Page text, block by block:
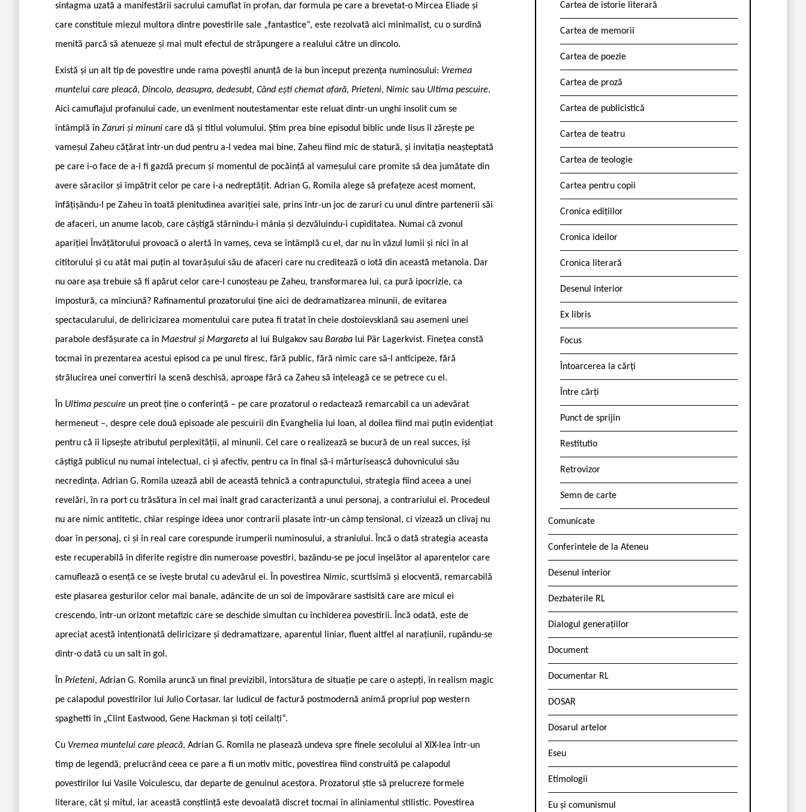
sintagma uzată a manifestării sacrului camuflat în profan, dar formula pe care a brevetat-o Mircea Eliade și
care constituie miezul multora dintre povestirile sale „fantastice“, este rezolvată aici minimalist, cu o surdină
menită parcă să atenueze și mai mult efectul de străpungere a realului către un dincolo.
Există și un alt tip de povestire unde rama poveștii anunță de la bun început prezența numinosului: Vremea
muntelui care pleacă, Dincolo, deasupra, dedesubt, Când ești chemat afară, Prieteni, Nimic sau Ultima pescuire.
Aici camuflajul profanului cade, un eveniment noutestamentar este reluat dintr-un unghi insolit cum se
întâmplă în Zaruri și minuni care dă și titlul volumului. Știm prea bine episodul biblic unde Iisus îl zărește pe
vameșul Zaheu cățărat într-un dud pentru a-l vedea mai bine, Zaheu fiind mic de statură, și invitația neașteptată
pe care i-o face de a-i fi gazdă precum și momentul de pocăință al vameșului care promite să dea jumătate din
avere săracilor și împătrit celor pe care i-a nedreptățit. Adrian G. Romila alege să prefațeze acest moment,
înfățișându-l pe Zaheu în toată plenitudinea avariției sale, prins într-un joc de zaruri cu unul dintre partenerii săi
de afaceri, un anume Iacob, care câștigă stârnindu-i mânia și dezvăluindu-i cupiditatea. Numai că zvonul
apariției Învățătorului provoacă o alertă în vameș, ceva se întâmplă cu el, dar nu în văzul lumii și nici în al
cititorului și cu atât mai puțin al tovarășului său de afaceri care nu creditează o iotă din această metanoia. Dar
nu oare așa trebuie să fi apărut celor care-l cunoșteau pe Zaheu, transformarea lui, ca pură ipocrizie, ca
impostură, ca minciună? Rafinamentul prozatorului ține aici de dedramatizarea minunii, de evitarea
spectacularului, de deliricizarea momentului care putea fi tratat în cheie dostoievskiană sau asemeni unei
parabole desfășurate ca în Maestrul și Margareta al lui Bulgakov sau Baraba lui Pär Lagerkvist. Finețea constă
tocmai în prezentarea acestui episod ca pe unul firesc, fără public, fără nimic care să-l anticipeze, fără
strălucirea unei convertiri la scenă deschisă, aproape fără ca Zaheu să înțeleagă ce se petrece cu el.
În Ultima pescuire un preot ține o conferință – pe care prozatorul o redactează remarcabil ca un adevărat
hermeneut –, despre cele două episoade ale pescuirii din Evanghelia lui Ioan, al doilea fiind mai puțin evidențiat
pentru că îi lipsește atributul perplexității, al minunii. Cel care o realizează se bucură de un real succes, își
câștigă publicul nu numai intelectual, ci și afectiv, pentru ca în final să-i mărturisească duhovnicului său
necredința. Adrian G. Romila uzează abil de această tehnică a contrapunctului, strategia fiind aceea a unei
revelări, în ra ­port cu trăsătura în cel mai înalt grad caracterizantă a unui personaj, a contrariului ei. Procedeul
nu are nimic antitetic, chiar respinge ideea unor contrarii plasate într-un câmp tensional, ci vizează un clivaj nu
doar în personaj, ci și în real care corespunde irumperii numinosului, a straniului. Încă o dată strategia aceasta
este recuperabilă în diferite registre din numeroase povestiri, bazându-se pe jocul înșelător al aparențelor care
camuflează o esență ce se ivește brutal cu adevărul ei. În povestirea Nimic, scurtisimă și elocventă, remarcabilă
este plasarea gesturilor celor mai banale, adâncite de un soi de împovărare sastisită care are micul ei
crescendo, într-un orizont metafizic care se deschide simultan cu închiderea povestirii. Încă odată, este de
apreciat acestă intenționată deliricizare și dedramatizare, aparentul liniar, fluent altfel al narațiunii, rupându-se
dintr-o dată cu un salt în gol.
În Prieteni, Adrian G. Romila aruncă un final previzibil, întorsătura de situație pe care o aștepți, în realism magic
pe calapodul povestirilor lui Julio Cortasar. Iar ludicul de factură postmodernă animă propriul pop western
spaghetti în „Clint Eastwood, Gene Hackman și toți ceilalți“.
Cu Vremea muntelui care pleacă, Adrian G. Romila ne plasează undeva spre finele secolului al XIX-lea într-un
timp de legendă, prelucrând ceea ce pare a fi un motiv mitic, povestirea fiind construită pe calapodul
povestirilor lui Vasile Voiculescu, dar departe de genuinul acestora. Prozatorul știe să prelucreze formele
literare, cât și mitul, iar această conștiință este devoalată discret tocmai în aliniamentul stilistic. Povestirea
Cartea de istorie literară
Cartea de memorii
Cartea de poezie
Cartea de proză
Cartea de publicistică
Cartea de teatru
Cartea de teologie
Cartea pentru copii
Cronica edițiilor
Cronica ideilor
Cronica literară
Desenul interior
Ex libris
Focus
Întoarcerea la cărți
Între cărți
Punct de sprijin
Restitutio
Retrovizor
Semn de carte
Comunicate
Conferintele de la Ateneu
Desenul interior
Dezbaterile RL
Dialogul generațiilor
Document
Documentar RL
DOSAR
Dosarul artelor
Eseu
Etimologii
Eu și comunismul